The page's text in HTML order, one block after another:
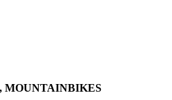
MOUNTAINBIKES